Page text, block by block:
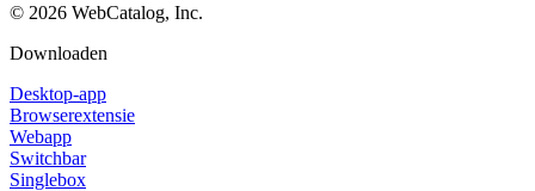
© 2026 WebCatalog, Inc.
Downloaden
Desktop-app
Browserextensie
Webapp
Switchbar
Singlebox